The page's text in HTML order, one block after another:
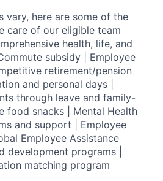
vary, here are some of the
care of our eligible team
health, life, and
subsidy | Employee
retirement/pension
and personal days |
through leave and family-
food snacks | Mental Health
and support | Employee
Employee Assistance
development programs |
matching program